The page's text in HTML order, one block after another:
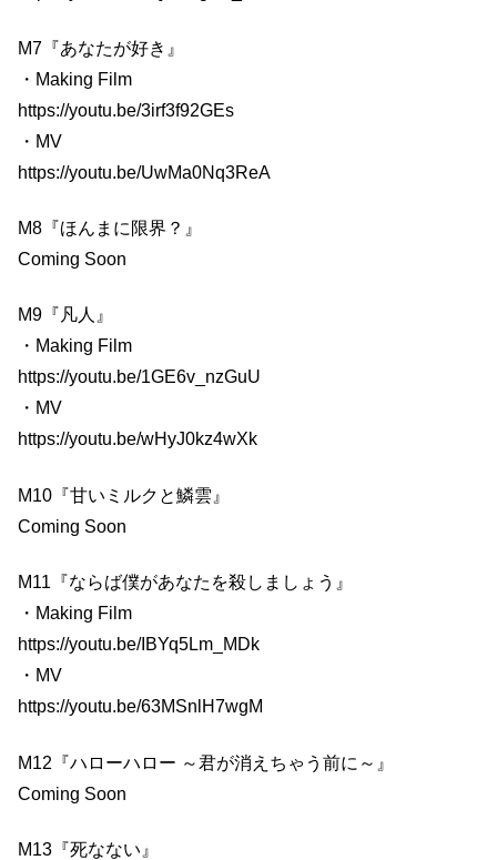
M7『あなたが好き』
・Making Film
https://youtu.be/3irf3f92GEs
・MV
https://youtu.be/UwMa0Nq3ReA
M8『ほんまに限界？』
Coming Soon
M9『凡人』
・Making Film
https://youtu.be/1GE6v_nzGuU
・MV
https://youtu.be/wHyJ0kz4wXk
M10『甘いミルクと鱗雲』
Coming Soon
M11『ならば僕があなたを殺しましょう』
・Making Film
https://youtu.be/IBYq5Lm_MDk
・MV
https://youtu.be/63MSnlH7wgM
M12『ハローハロー ～君が消えちゃう前に～』
Coming Soon
M13『死なない』